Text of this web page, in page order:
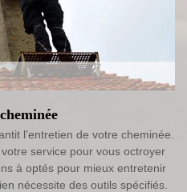
l’entretien de votre cheminée.
service pour vous octroyer
à optés pour mieux entretenir
nécessite des outils spécifiés.